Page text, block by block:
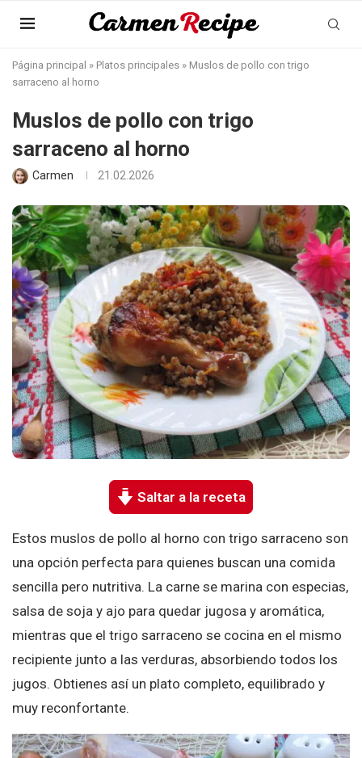
Página principal » Platos principales » Muslos de pollo con trigo
sarraceno al horno
Muslos de pollo con trigo
sarraceno al horno
Carmen 21.02.2026
Saltar a la receta
Estos muslos de pollo al horno con trigo sarraceno son
una opción perfecta para quienes buscan una comida
sencilla pero nutritiva. La carne se marina con especias,
salsa de soja y ajo para quedar jugosa y aromática,
mientras que el trigo sarraceno se cocina en el mismo
recipiente junto a las verduras, absorbiendo todos los
jugos. Obtienes así un plato completo, equilibrado y
muy reconfortante.